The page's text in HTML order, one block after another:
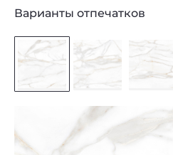
Варианты отпечатков